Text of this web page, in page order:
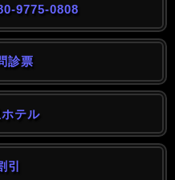
9775-0808
診票
テル
引